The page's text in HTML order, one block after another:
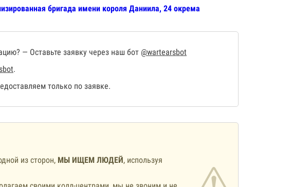
бригада имени короля Даниила, 24 окрема
— Оставьте заявку через наш бот @wartearsbot
.
только по заявке.
из сторон, МЫ ИЩЕМ ЛЮДЕЙ, используя